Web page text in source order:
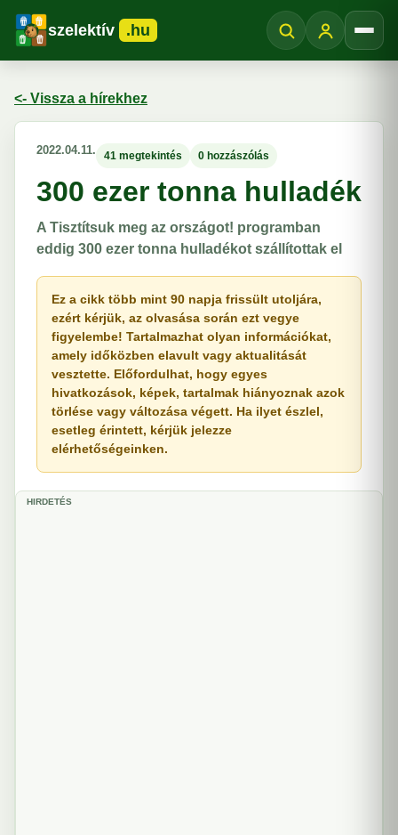
szelektív .hu
<- Vissza a hírekhez
2022.04.11. 41 megtekintés 0 hozzászólás
300 ezer tonna hulladék
A Tisztítsuk meg az országot! programban
eddig 300 ezer tonna hulladékot szállítottak el
Ez a cikk több mint 90 napja frissült utoljára,
ezért kérjük, az olvasása során ezt vegye
figyelembe! Tartalmazhat olyan információkat,
amely időközben elavult vagy aktualitását
vesztette. Előfordulhat, hogy egyes
hivatkozások, képek, tartalmak hiányoznak azok
törlése vagy változása végett. Ha ilyet észlel,
esetleg érintett, kérjük jelezze
elérhetőségeinken.
HIRDETÉS